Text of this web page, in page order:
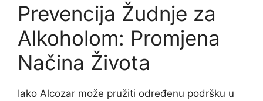
Prevencija Žudnje za
Alkoholom: Promjena
Načina Života
Iako Alcozar može pružiti određenu podršku u